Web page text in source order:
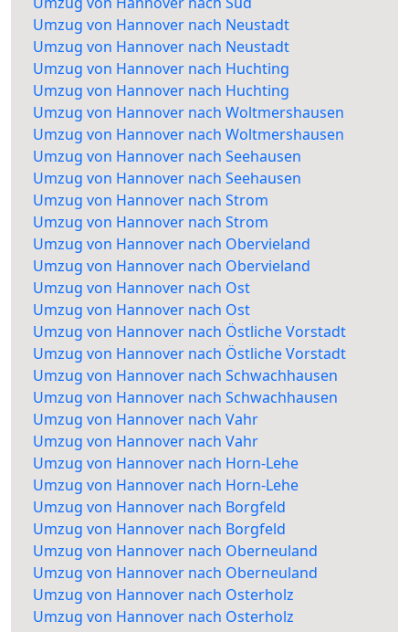
Umzug von Hannover nach Neustadt
Umzug von Hannover nach Neustadt
Umzug von Hannover nach Huchting
Umzug von Hannover nach Huchting
Umzug von Hannover nach Woltmershausen
Umzug von Hannover nach Woltmershausen
Umzug von Hannover nach Seehausen
Umzug von Hannover nach Seehausen
Umzug von Hannover nach Strom
Umzug von Hannover nach Strom
Umzug von Hannover nach Obervieland
Umzug von Hannover nach Obervieland
Umzug von Hannover nach Ost
Umzug von Hannover nach Ost
Umzug von Hannover nach Östliche Vorstadt
Umzug von Hannover nach Östliche Vorstadt
Umzug von Hannover nach Schwachhausen
Umzug von Hannover nach Schwachhausen
Umzug von Hannover nach Vahr
Umzug von Hannover nach Vahr
Umzug von Hannover nach Horn-Lehe
Umzug von Hannover nach Horn-Lehe
Umzug von Hannover nach Borgfeld
Umzug von Hannover nach Borgfeld
Umzug von Hannover nach Oberneuland
Umzug von Hannover nach Oberneuland
Umzug von Hannover nach Osterholz
Umzug von Hannover nach Osterholz